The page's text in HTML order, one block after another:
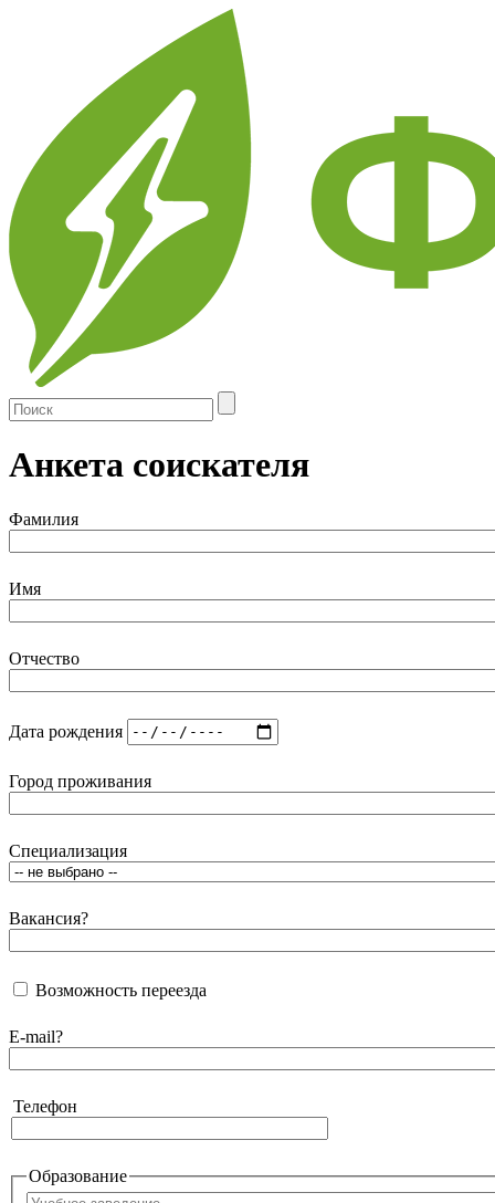
Анкета соискателя
Фамилия
Имя
Отчество
Дата рождения
Город проживания
Специализация
Вакансия?
Возможность переезда
E-mail?
Телефон
Образование